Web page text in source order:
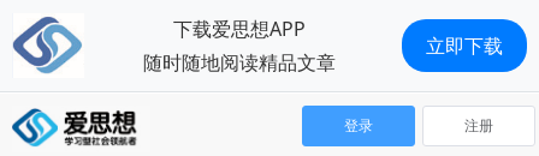
登录 注册
下载爱思想APP
随时随地阅读精品文章
立即下载